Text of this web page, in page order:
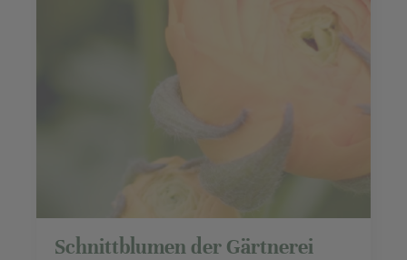
Schnittblumen der Gärtnerei